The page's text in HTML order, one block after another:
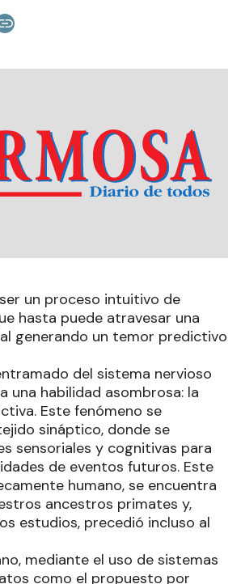
un proceso intuitivo de
hasta puede atravesar una
generando un temor predictivo
del sistema nervioso
una habilidad asombrosa: la
Este fenómeno se
sináptico, donde se
sensoriales y cognitivas para
de eventos futuros. Este
humano, se encuentra
ancestros primates y,
estudios, precedió incluso al
mediante el uso de sistemas
como el propuesto por